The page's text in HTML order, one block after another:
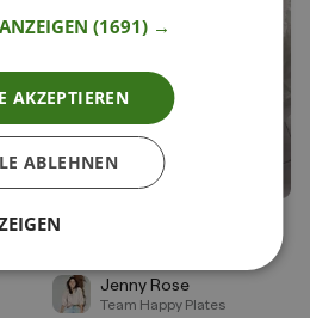
Steak Sandwich mit Blitz-
Jenny Rose
Team Happy Plates
(1691) →
AKZEPTIEREN
ABLEHNEN